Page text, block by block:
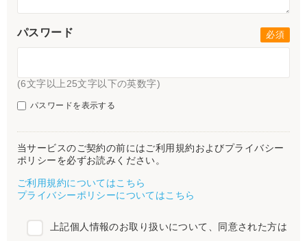
パスワード
(6文字以上25文字以下の英数字)
パスワードを表示する
当サービスのご契約の前にはご利用規約およびプライバシー
ポリシーを必ずお読みください。
ご利用規約についてはこちら
プライバシーポリシーについてはこちら
上記個人情報のお取り扱いについて、同意された方は